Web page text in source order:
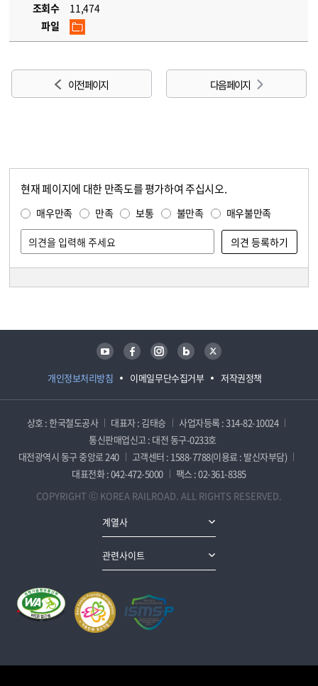
조회수
11,474
파일
이전 페이지 다음 페이지
현재 페이지에 대한 만족도를 평가하여 주십시오.
매우만족 만족 보통 불만족 매우불만족
개인정보처리방침 이메일무단수집거부 저작권정책
유튜브 페이스북 인스타그램 블로그 트위터
상호 : 한국철도공사 대표자 : 김태승
사업자등록 : 314-82-10024
통신판매업신고 : 대전 동구-0233호
대전광역시 동구 중앙로 240
고객센터 : 1588-7788(이용료 : 발신자부담)
대표전화 : 042-472-5000
팩스 : 02-361-8385
COPYRIGHT ⓒ KOREA RAILROAD. ALL RIGHTS RESERVED.
계열사
관련사이트